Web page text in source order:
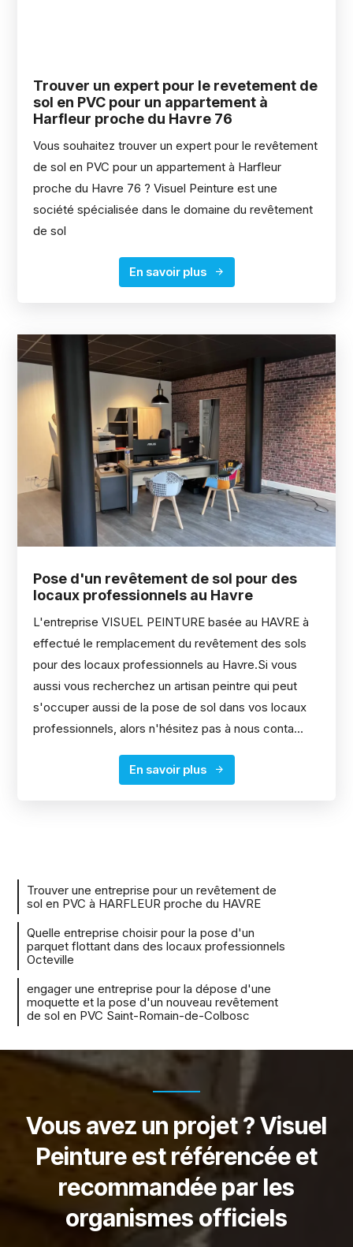
Trouver un expert pour le revetement de
sol en PVC pour un appartement à
Harfleur proche du Havre 76
Vous souhaitez trouver un expert pour le revêtement
de sol en PVC pour un appartement à Harfleur
proche du Havre 76 ? Visuel Peinture est une
société spécialisée dans le domaine du revêtement
de sol
En savoir plus
Pose d'un revêtement de sol pour des
locaux professionnels au Havre
L'entreprise VISUEL PEINTURE basée au HAVRE à
effectué le remplacement du revêtement des sols
pour des locaux professionnels au Havre.Si vous
aussi vous recherchez un artisan peintre qui peut
s'occuper aussi de la pose de sol dans vos locaux
professionnels, alors n'hésitez pas à nous conta...
En savoir plus
Trouver une entreprise pour un revêtement de
sol en PVC à HARFLEUR proche du HAVRE
Quelle entreprise choisir pour la pose d'un
parquet flottant dans des locaux professionnels
Octeville
engager une entreprise pour la dépose d'une
moquette et la pose d'un nouveau revêtement
de sol en PVC Saint-Romain-de-Colbosc
Vous avez un projet ? Visuel
Peinture est référencée et
recommandée par les
organismes officiels